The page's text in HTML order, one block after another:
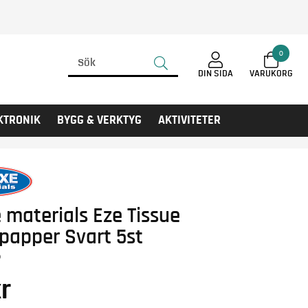
0
DIN SIDA
BYGG & VERKTYG AKTIVITETER
materials Eze Tissue
Svart 5st